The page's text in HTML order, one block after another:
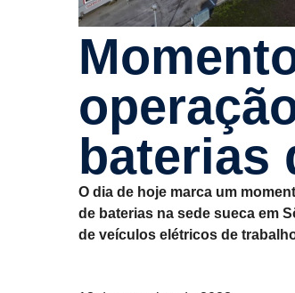
Momento histó­rico: início de
baterias
O dia de hoje marca um
de baterias na sede sueca em
de veículos elétricos de